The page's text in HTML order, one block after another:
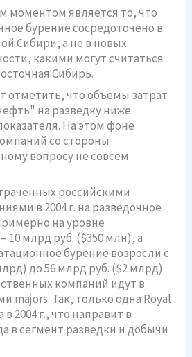
моментом является то, что
бурение сосредоточено в
Сибири, а не в новых
какими могут считаться
Сибирь.
отметить, что объемы затрат
на разведку ниже
На этом фоне
со стороны
вопросу не совсем
российскими
в 2004 г. на разведочное
на уровне
10 млрд руб. ($350 млн), а
бурение возросли с
до 56 млрд руб. ($2 млрд)
компаний идут в
majors. Так, только одна Royal
2004 г., что направит в
в сегмент разведки и добычи